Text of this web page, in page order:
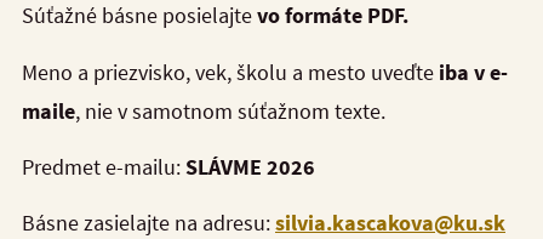
Súťažné básne posielajtevo formáte PDF.
Meno a priezvisko, vek, školu a mesto uveďte iba v e-
maile, nie v samotnom súťažnom texte.
Predmet e-mailu:SLÁVME 2026
Básne zasielajte na adresu:silvia.kascakova@ku.sk